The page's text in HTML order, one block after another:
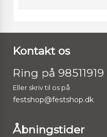
Kontakt os
Ring på 98511919
Eller skriv til os på
festshop@festshop.dk
Åbningstider